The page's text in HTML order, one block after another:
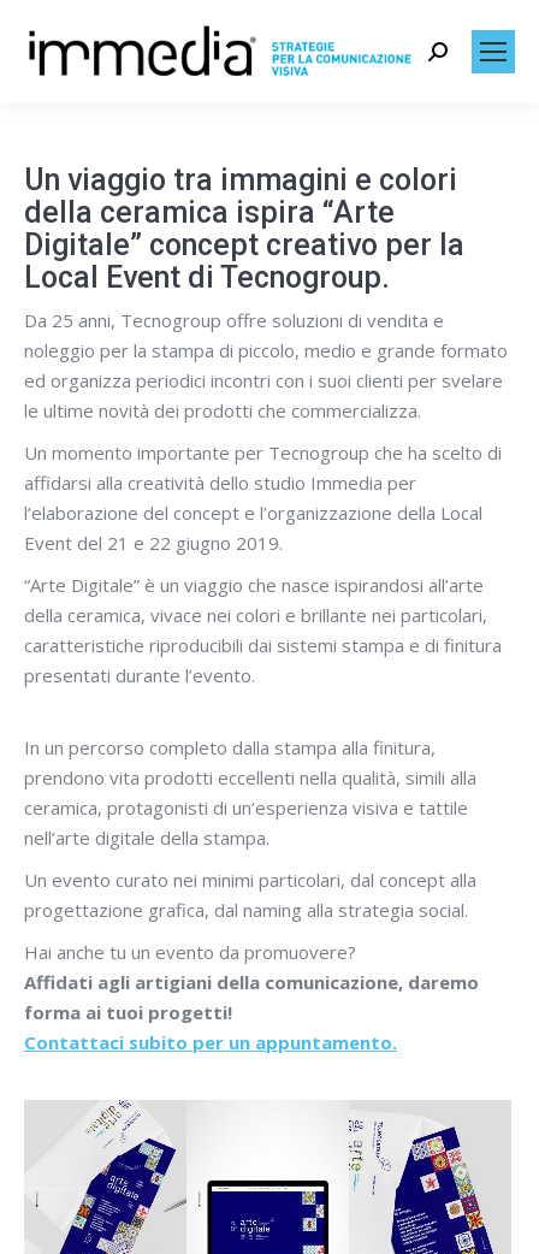
Search:
Un viaggio tra immagini e colori
della ceramica ispira “Arte
Digitale” concept creativo per la
Local Event di Tecnogroup.
Da 25 anni, Tecnogroup offre soluzioni di vendita e
noleggio per la stampa di piccolo, medio e grande formato
ed organizza periodici incontri con i suoi clienti per svelare
le ultime novità dei prodotti che commercializza.
Un momento importante per Tecnogroup che ha scelto di
affidarsi alla creatività dello studio Immedia per
l’elaborazione del concept e l’organizzazione della Local
Event del 21 e 22 giugno 2019.
“Arte Digitale” è un viaggio che nasce ispirandosi all’arte
della ceramica, vivace nei colori e brillante nei particolari,
caratteristiche riproducibili dai sistemi stampa e di finitura
presentati durante l’evento.
In un percorso completo dalla stampa alla finitura,
prendono vita prodotti eccellenti nella qualità, simili alla
ceramica, protagonisti di un’esperienza visiva e tattile
nell’arte digitale della stampa.
Un evento curato nei minimi particolari, dal concept alla
progettazione grafica, dal naming alla strategia social.
Hai anche tu un evento da promuovere?
Affidati agli artigiani della comunicazione, daremo
forma ai tuoi progetti!
Contattaci subito per un appuntamento.